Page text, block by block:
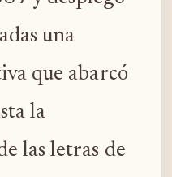
una
que abarcó
la
las letras de